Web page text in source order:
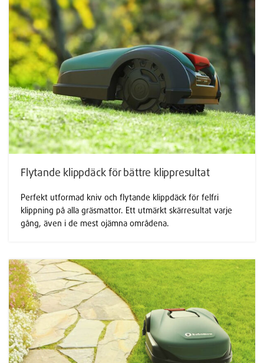
Flytande klippdäck för bättre klippresultat
Perfekt utformad kniv och flytande klippdäck för felfri
klippning på alla gräsmattor. Ett utmärkt skärresultat varje
gång, även i de mest ojämna områdena.